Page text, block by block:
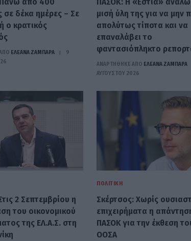
σε δέκα ημέρες – Σε
ο κρατικός
ΕΛΕΑΝΑ ΖΑΜΠΑΡΑ
9
μισή ύλη της για να μην
απολύτως τίποτα και να
επαναλάβει το
φαντασιόπληκτο
ΑΝΑΡΤΗΘΗΚΕ ΑΠΟ ΕΛΕΑΝΑ ΖΑΜΠΑΡΑ
ΑΥΓΟΎΣΤΟΥ 2026
2 Σεπτεμβρίου η
του οικονομικού
της ΕΛ.Α.Σ. στη
ΠΟΛΙΤΙΚΉ
Σκέρτσος: Χωρίς
επιχειρήματα η
ΠΑΣΟΚ για την έκθεση
ΟΟΣΑ